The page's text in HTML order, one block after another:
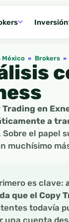
Inversión
México » Brokers »
Trading en
a
el papel
muchísimo
es clave:
que el Copy
todavía